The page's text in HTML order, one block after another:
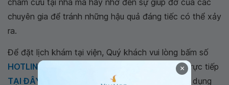
châm cứu tại nhà mà hãy nhờ đến sự giúp đỡ của các
chuyên gia để tránh những hậu quả đáng tiếc có thể xảy
ra.
Để đặt lịch khám tại viện, Quý khách vui lòng bấm số
HOTLINE
hoặc đặt lịch trực tiếp
TẠI ĐÂY
. Tải và đặt lịch khám tự động trên ứng dụng
×